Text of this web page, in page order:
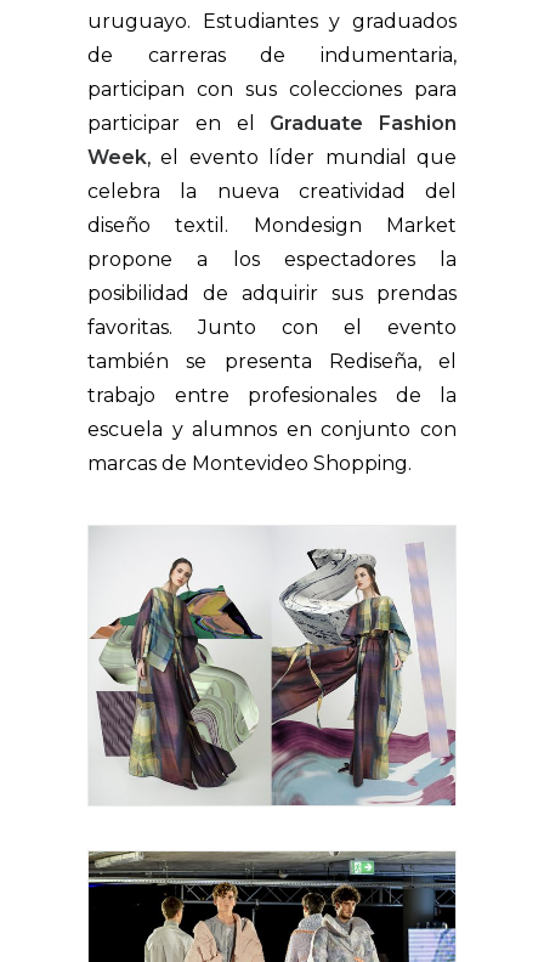
uruguayo. Estudiantes y graduados
de carreras de indumentaria,
participan con sus colecciones para
participar en el Graduate Fashion
Week, el evento líder mundial que
celebra la nueva creatividad del
diseño textil. Mondesign Market
propone a los espectadores la
posibilidad de adquirir sus prendas
favoritas. Junto con el evento
también se presenta Rediseña, el
trabajo entre profesionales de la
escuela y alumnos en conjunto con
marcas de Montevideo Shopping.